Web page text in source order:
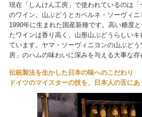
現在「しんけん工房」で使われているのは「
のワイン。山ぶどうとカベルネ・ソーヴィ
1990年に生まれた国産新種です。高い糖度
たワインは香り高く、山形山ぶどうらしい
ています。ヤマ・ソーヴィニヨンの山ぶど
房」のハムの味わいに深みを与える大事な存
伝統製法を生かした日本の味へのこだわり
ドイツのマイスターの技を、日本人の舌にあ